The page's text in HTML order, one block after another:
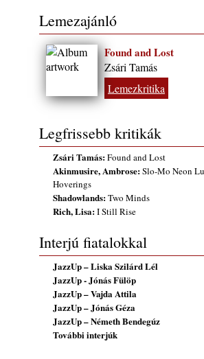
Kikkel beszéltem 2.0 – 5. rész: D
2026. augusztus 04.
Lemezek a hatvanas-hetvenes
rész: Irving Ashby – Memoirs
2026. augusztus 04.
10 éve halt meg lapunk
2026. augusztus 04.
45 éve történt… Jazz-rock
ből - Shakatak „Drivin’ Hard”
2026. augusztus 03.
Jazz a Márványteremben – Mizar
január 4.)
Gondolataim - 2026 (XI.
2026. augusztus 02.
Exkluzív interjú Bóna Lászlóval
2026. augusztus 01.
Ma 40 éves Gyarmati Gábor és 54
Florian Ross
Lemezajánló
Found and Lost
Zsári Tamás
Lemezkritika
Legfrissebb kritikák
Zsári Tamás:Found and Lost
Akinmusire, Ambrose:Slo-Mo Neon
Hoverings
Shadowlands:Two Minds
Rich, Lisa:I Still Rise
Interjú fiatalokkal
JazzUp – Liska Szilárd Lél
JazzUp - Jónás Fülöp
JazzUp – Vajda Attila
JazzUp – Jónás Géza
JazzUp – Németh Bendegúz
További interjúk